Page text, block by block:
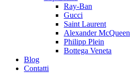
Ray-Ban
Gucci
Saint Laurent
Alexander McQueen
Philipp Plein
Bottega Veneta
Blog
Contatti